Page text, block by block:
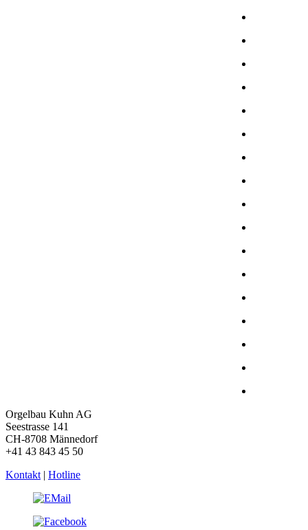
Orgelbau Kuhn AG
Seestrasse 141
CH-8708 Männedorf
+41 43 843 45 50
Kontakt | Hotline